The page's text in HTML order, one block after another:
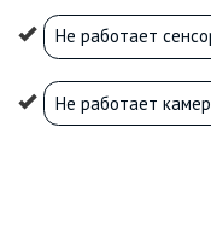
Не работает
Не работает